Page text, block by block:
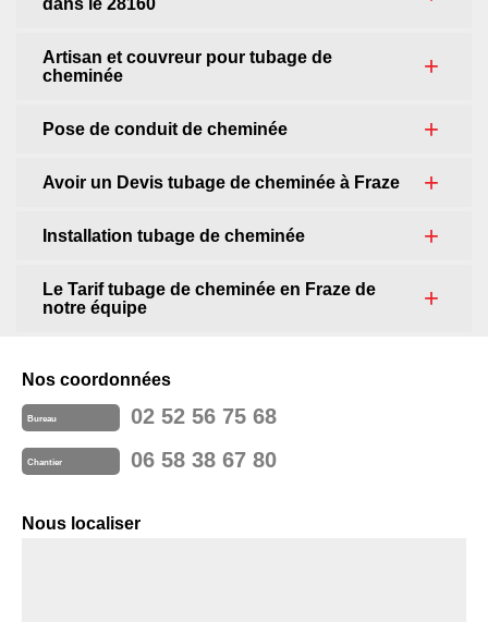
dans le 28160
Artisan et couvreur pour tubage de
cheminée
Pose de conduit de cheminée
Avoir un Devis tubage de cheminée à Fraze
Installation tubage de cheminée
Le Tarif tubage de cheminée en Fraze de
notre équipe
Nos coordonnées
Bureau 02 52 56 75 68
Chantier 06 58 38 67 80
Nous localiser